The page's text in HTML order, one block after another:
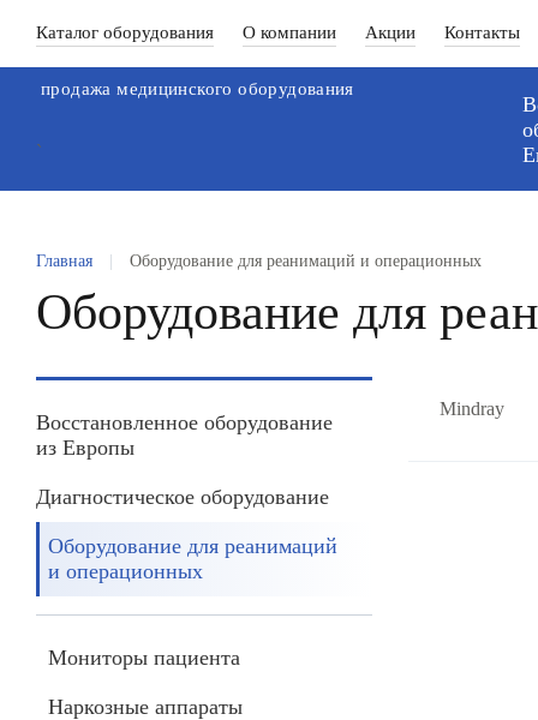
Каталог оборудования О компании Акции Контакты
продажа медицинского оборудования
`
Главная Оборудование для реанимаций и операционных
Оборудование для
Восстановленное оборудование
из Европы
Диагностическое оборудование
Оборудование для реанимаций
и операционных
Мониторы пациента
Наркозные аппараты
Mindray